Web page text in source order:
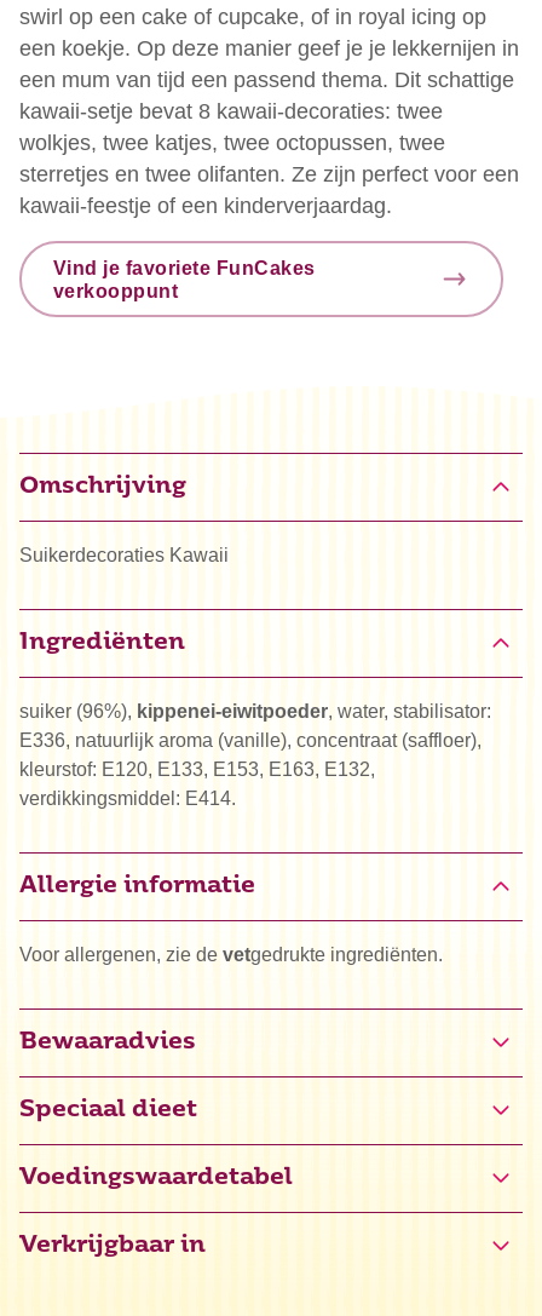
swirl op een cake of cupcake, of in royal icing op
een koekje. Op deze manier geef je je lekkernijen in
een mum van tijd een passend thema. Dit schattige
kawaii-setje bevat 8 kawaii-decoraties: twee
wolkjes, twee katjes, twee octopussen, twee
sterretjes en twee olifanten. Ze zijn perfect voor een
kawaii-feestje of een kinderverjaardag.
Vind je favoriete FunCakes
verkooppunt
Omschrijving
Suikerdecoraties Kawaii
Ingrediënten
suiker (96%), kippenei-eiwitpoeder, water, stabilisator:
E336, natuurlijk aroma (vanille), concentraat (saffloer),
kleurstof: E120, E133, E153, E163, E132,
verdikkingsmiddel: E414.
Allergie informatie
Voor allergenen, zie de vetgedrukte ingrediënten.
Bewaaradvies
Speciaal dieet
Glutenvrij gecertificeerd
Voedingswaardetabel
Verkrijgbaar in